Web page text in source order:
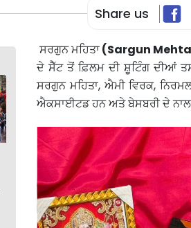
Share us
ਸਰਗੁਨ ਮਹਿਤਾ(Sargun
ਦੇ ਸੈੱਟ ਤੋਂ ਫ਼ਿਲਮ ਦੀ ਸ਼ੂਟਿੰਗ ਦੀਆਂ
ਸਰਗੁਨ ਮਹਿਤਾ, ਐਮੀ ਵਿਰਕ,
ਐਕਸਾਈਟਡ ਹਨ ਅਤੇ ਬੇਸਬਰੀ ਦੇ